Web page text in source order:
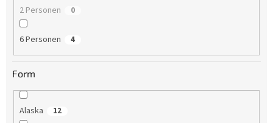
2 Personen 0
6 Personen 4
Form
Alaska 12